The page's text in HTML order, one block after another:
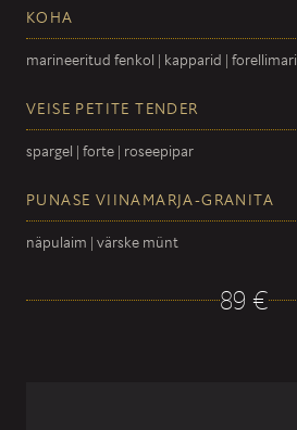
KOHA
marineeritud fenkol | kapparid | forellimari
VEISE PETITE TENDER
spargel | forte | roseepipar
PUNASE VIINAMARJA-GRANITA
näpulaim | värske münt
89 €